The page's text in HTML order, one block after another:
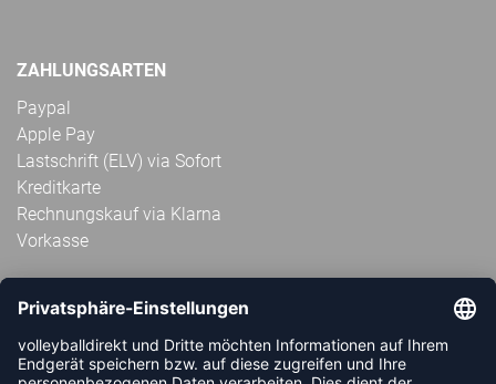
ZAHLUNGSARTEN
Paypal
Apple Pay
Lastschrift (ELV) via Sofort
Kreditkarte
Rechnungskauf via Klarna
Vorkasse
ABONNIERE JETZT DEN KOSTENLOSEN
VOLLEYBALLDIREKT-NEWSLETTER UND VERPASSE KEINE
NEUIGKEIT ODER AKTION MEHR.